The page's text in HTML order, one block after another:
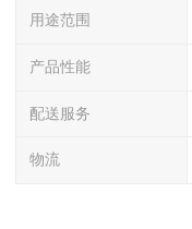
用途范围
产品性能
配送服务
物流